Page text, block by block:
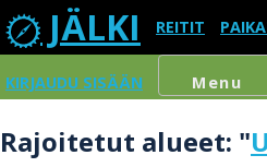
JÄLKI REITIT
KIRJAUDU SISÄÄN Menu
Rajoitetut alueet: "